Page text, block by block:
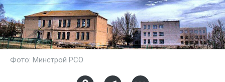
Фото: Минстрой РСО